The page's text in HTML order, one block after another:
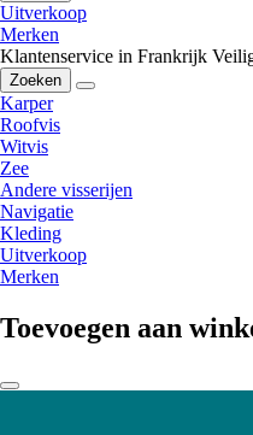
Uitverkoop
Merken
Klantenservice in Frankrijk
Zoeken
Karper
Roofvis
Witvis
Zee
Andere visserijen
Navigatie
Kleding
Uitverkoop
Merken
Toevoegen aan